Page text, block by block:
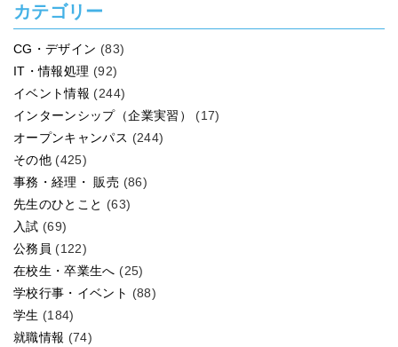
カテゴリー
CG・デザイン (83)
IT・情報処理 (92)
イベント情報 (244)
インターンシップ（企業実習）
(17)
オープンキャンパス (244)
その他 (425)
事務・経理・ 販売 (86)
先生のひとこと (63)
入試 (69)
公務員 (122)
在校生・卒業生へ (25)
学校行事・イベント (88)
学生 (184)
就職情報 (74)